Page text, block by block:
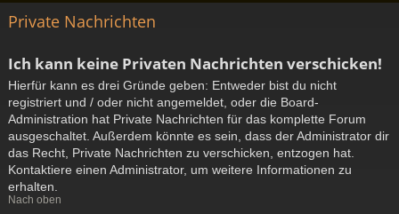
Private Nachrichten
Ich kann keine Privaten Nachrichten verschicken!
Hierfür kann es drei Gründe geben: Entweder bist du nicht
registriert und / oder nicht angemeldet, oder die Board-
Administration hat Private Nachrichten für das komplette Forum
ausgeschaltet. Außerdem könnte es sein, dass der Administrator dir
das Recht, Private Nachrichten zu verschicken, entzogen hat.
Kontaktiere einen Administrator, um weitere Informationen zu
erhalten.
Nach oben